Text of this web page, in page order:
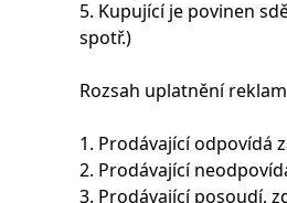
5. Kupující je povinen
spotř.)
Rozsah uplatnění
1. Prodávající odpovídá
2. Prodávající
3. Prodávající posoudí,